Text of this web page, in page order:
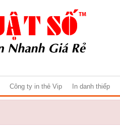
Công ty in thẻ Vip In danh thiếp